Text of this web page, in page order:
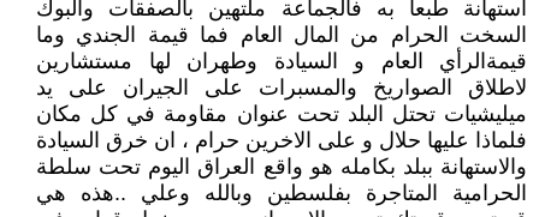
استهانة طبعا به فالجماعة ملتهين بالصفقات والبوك
السخت الحرام من المال العام فما قيمة الجندي وما
قيمةالرأي العام و السيادة وطهران لها مستشارين
لاطلاق الصواريخ والمسبرات على الجيران على يد
ميليشيات تحتل البلد تحت عنوان مقاومة في كل مكان
فلماذا عليها حلال و على الاخرين حرام ، ان خرق السيادة
والاستهانة ببلد بكامله هو واقع العراق اليوم تحت سلطة
الحرامية المتاجرة بفلسطين وبالله وعلي ..هذه هي